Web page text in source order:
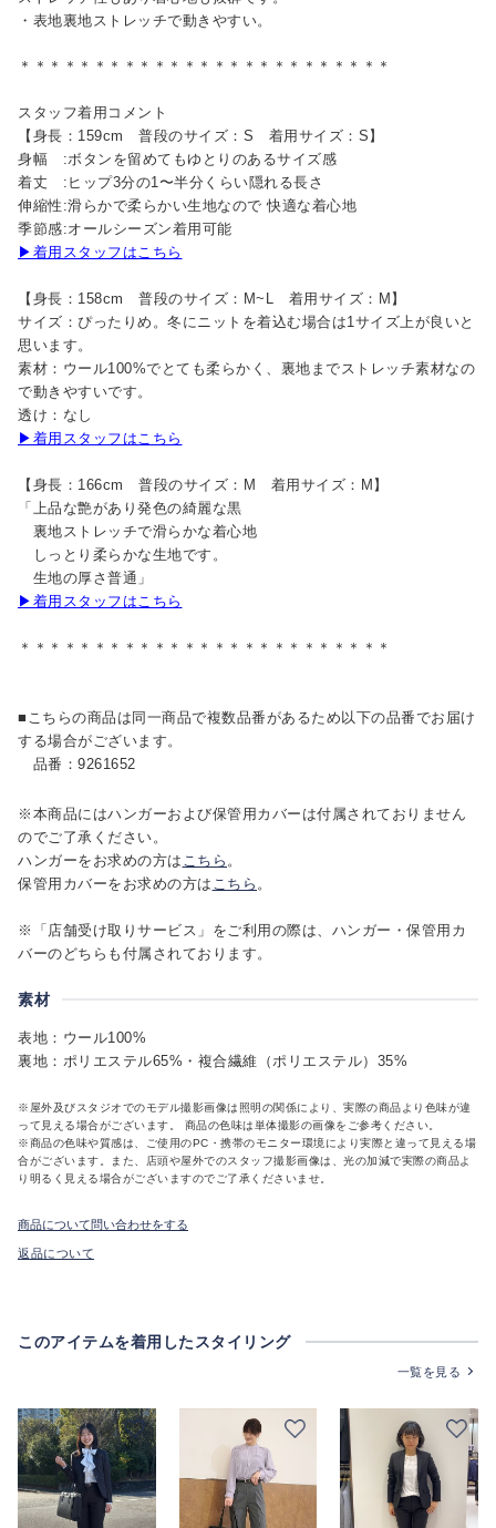
・表地裏地ストレッチで動きやすい。
＊＊＊＊＊＊＊＊＊＊＊＊＊＊＊＊＊＊＊＊＊＊＊＊＊
スタッフ着用コメント
【身長：159cm 普段のサイズ：S 着用サイズ：S】
身幅 :ボタンを留めてもゆとりのあるサイズ感
着丈 :ヒップ3分の1〜半分くらい隠れる長さ
伸縮性:滑らかで柔らかい生地なので 快適な着心地
季節感:オールシーズン着用可能
▶着用スタッフはこちら
【身長：158cm 普段のサイズ：M~L 着用サイズ：M】
サイズ：ぴったりめ。冬にニットを着込む場合は1サイズ上が良いと
思います。
素材：ウール100%でとても柔らかく、裏地までストレッチ素材なの
で動きやすいです。
透け：なし
▶着用スタッフはこちら
【身長：166cm 普段のサイズ：M 着用サイズ：M】
「上品な艶があり発色の綺麗な黒
裏地ストレッチで滑らかな着心地
しっとり柔らかな生地です。
生地の厚さ普通」
▶着用スタッフはこちら
＊＊＊＊＊＊＊＊＊＊＊＊＊＊＊＊＊＊＊＊＊＊＊＊＊
■こちらの商品は同一商品で複数品番があるため以下の品番でお届け
する場合がございます。
品番：9261652
※本商品にはハンガーおよび保管用カバーは付属されておりません
のでご了承ください。
ハンガーをお求めの方は こちら 。
保管用カバーをお求めの方は こちら 。
※「店舗受け取りサービス」をご利用の際は、ハンガー・保管用カ
バーのどちらも付属されております。
素材
表地：ウール100%
裏地：ポリエステル65%・複合繊維（ポリエステル）35%
※屋外及びスタジオでのモデル撮影画像は照明の関係により、実際の商品より色味が違
って見える場合がございます。 商品の色味は単体撮影の画像をご参考ください。
※商品の色味や質感は、ご使用のPC・携帯のモニター環境により実際と違って見える場
合がございます。また、店頭や屋外でのスタッフ撮影画像は、光の加減で実際の商品よ
り明るく見える場合がございますのでご了承くださいませ。
商品について問い合わせをする
返品について
このアイテムを着用したスタイリング
一覧を見る